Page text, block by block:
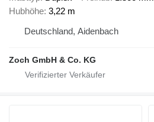
Hubhöhe 3,22 m
Deutschland, Aidenbach
Zoch GmbH & Co. KG